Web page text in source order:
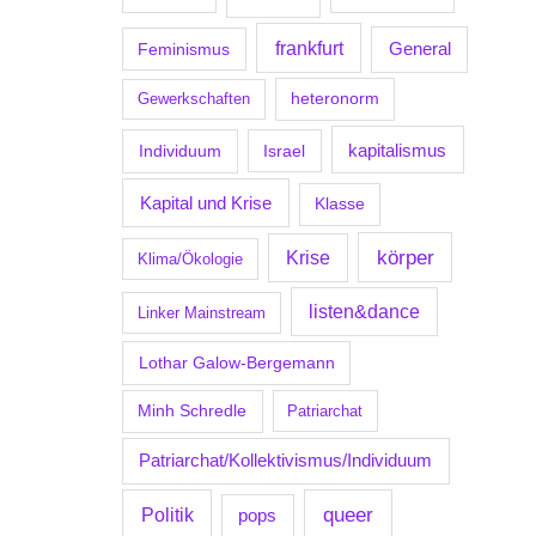
Feminismus frankfurt General
Gewerkschaften heteronorm
Individuum Israel kapitalismus
Kapital und Krise Klasse
Klima/Ökologie Krise körper
Linker Mainstream listen&dance
Lothar Galow-Bergemann
Minh Schredle Patriarchat
Patriarchat/Kollektivismus/Individuum
Politik pops queer